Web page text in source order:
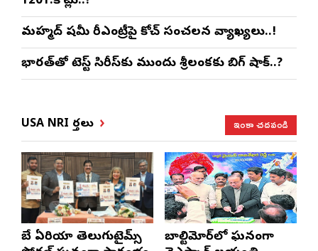
మహ్మద్ షమీ రీఎంట్రీపై కోచ్ సంచలన వ్యాఖ్యలు..!
భారత్‌తో టెస్ట్ సిరీస్‌కు ముందు శ్రీలంకకు బిగ్ షాక్..?
USA NRI వార్తలు ఇంకా చదవండి
బే ఏరియా తెలుగుటైమ్స్
బాల్టిమోర్‌లో ఘనంగా